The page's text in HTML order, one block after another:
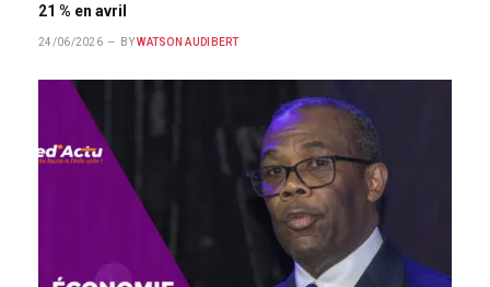
21 % en avril
24/06/2026 BY WATSON AUDIBERT